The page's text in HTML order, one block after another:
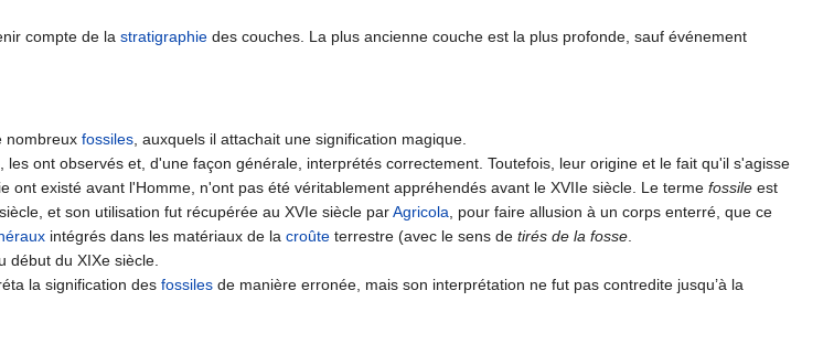
compte de lastratigraphie des couches. La plus ancienne couche est la plus profonde, sauf événement
nombreux fossiles , auxquels il attachait une signification magique.
, les ont observés et, d'une façon générale, interprétés correctement. Toutefois, leur origine et le fait qu'il s'agisse
ont existé avant l'Homme, n'ont pas été véritablement appréhendés avant le XVIIe siècle. Le terme fossile est
et son utilisation fut récupérée au XVIe siècle parAgricola , pour faire allusion à un corps enterré, que ce
intégrés dans les matériaux de la croûte terrestre (avec le sens de tirés de la fosse
début du XIXe siècle.
la signification des fossiles de manière erronée, mais son interprétation ne fut pas contredite jusqu’à la